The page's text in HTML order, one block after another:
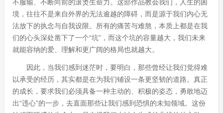
不服输、不断向前的滚烫生命力。这部作品教会我们，人生的困
境，往往不是来自外界的无法逾越的障碍，而是源于我们内心无
法放下的执念与自我设限。所有的痛苦与难熬，本质上都是在我
们的心头深处凿下了一个“坑”，而这个坑的容量越大，我们未来
就能容纳的爱、理解和更广阔的格局也就越大。
因此，当我们感到迷茫时，要明白，那些曾经让我们觉得难
以承受的经历，其实都是在为我们铺设一条更坚韧的道路。真正
的成长，要求我们必须具备一种主动的、积极的姿态，勇敢地迈
出“违心”的一步，去直面那些让我们感到恐惧的未知领域。这份